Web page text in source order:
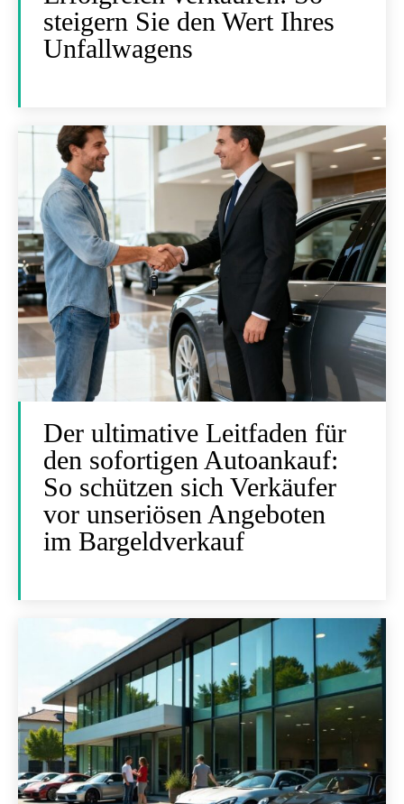
steigern Sie den Wert Ihres
Unfallwagens
Der ultimative Leitfaden für
den sofortigen Autoankauf:
So schützen sich Verkäufer
vor unseriösen Angeboten
im Bargeldverkauf